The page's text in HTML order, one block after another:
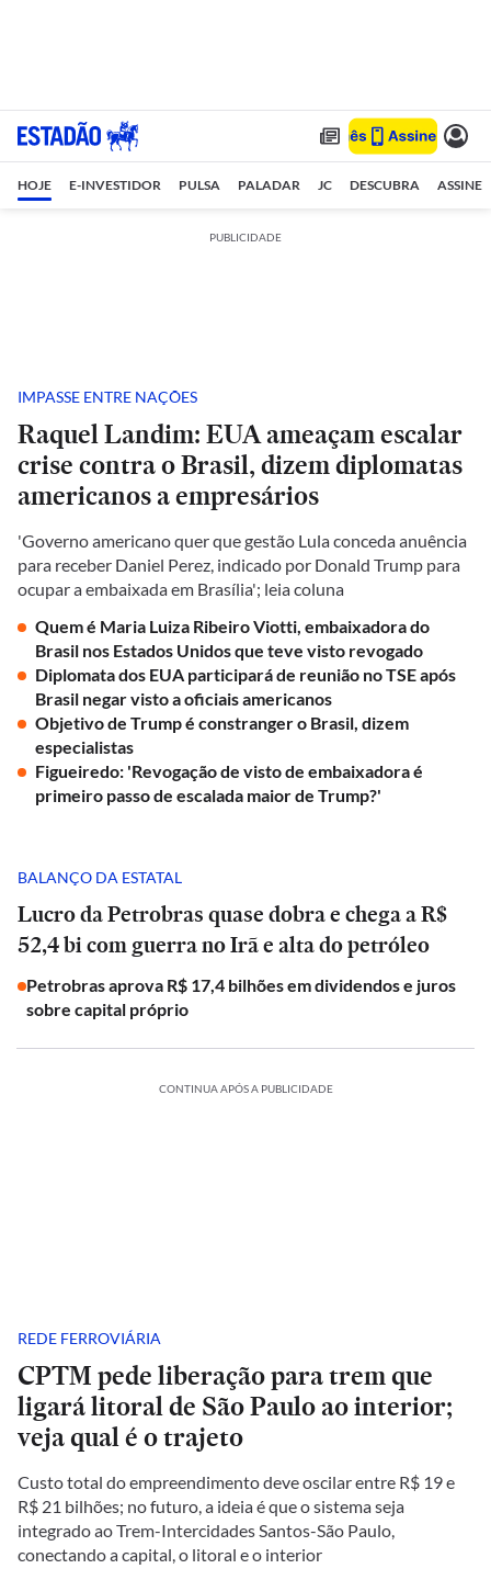
HOJE E-INVESTIDOR PULSA PALADAR JC DESCUBRA ASSINE
PUBLICIDADE
IMPASSE ENTRE NAÇÕES
Raquel Landim: EUA ameaçam escalar
crise contra o Brasil, dizem diplomatas
americanos a empresários
'Governo americano quer que gestão Lula conceda anuência
para receber Daniel Perez, indicado por Donald Trump para
ocupar a embaixada em Brasília'; leia coluna
Quem é Maria Luiza Ribeiro Viotti, embaixadora do
Brasil nos Estados Unidos que teve visto revogado
Diplomata dos EUA participará de reunião no TSE após
Brasil negar visto a oficiais americanos
Objetivo de Trump é constranger o Brasil, dizem
especialistas
Figueiredo: 'Revogação de visto de embaixadora é
primeiro passo de escalada maior de Trump?'
BALANÇO DA ESTATAL
Lucro da Petrobras quase dobra e chega a R$
52,4 bi com guerra no Irã e alta do petróleo
Petrobras aprova R$ 17,4 bilhões em dividendos e juros
sobre capital próprio
CONTINUA APÓS A PUBLICIDADE
REDE FERROVIÁRIA
CPTM pede liberação para trem que
ligará litoral de São Paulo ao interior;
veja qual é o trajeto
Custo total do empreendimento deve oscilar entre R$ 19 e
R$ 21 bilhões; no futuro, a ideia é que o sistema seja
integrado ao Trem-Intercidades Santos-São Paulo,
conectando a capital, o litoral e o interior